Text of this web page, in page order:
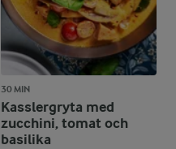
30 MIN
Kasslergryta med
zucchini, tomat och
basilika